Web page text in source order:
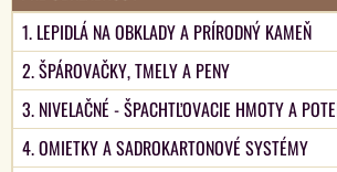
1. LEPIDLÁ NA OBKLADY A PRÍRODNÝ KAMEŇ
2. ŠPÁROVAČKY, TMELY A PENY
3. NIVELAČNÉ - ŠPACHTĽOVACIE HMOTY A
4. OMIETKY A SADROKARTONOVÉ SYSTÉMY